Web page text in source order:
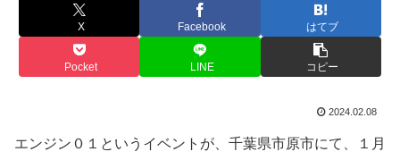
X Facebook はてブ
Pocket LINE コピー
2024.02.08
エンジン０１というイベントが、千葉県市原市にて、１月